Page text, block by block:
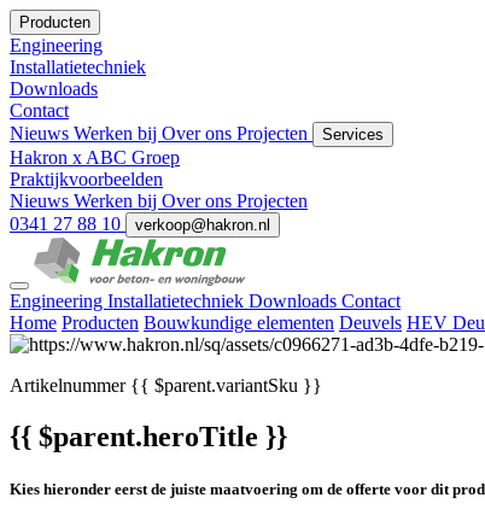
Producten
Engineering
Installatietechniek
Downloads
Contact
Nieuws Werken bij Over ons Projecten Services
Hakron x ABC Groep
Praktijkvoorbeelden
Nieuws Werken bij Over ons Projecten
0341 27 88 10
verkoop@hakron.nl
Engineering Installatietechniek Downloads Contact
Home Producten Bouwkundige elementen Deuvels HEV
Artikelnummer{{ $parent.variantSku }}
{{ $parent.heroTitle }}
Kies hieronder eerst de juiste maatvoering om de offerte voor dit